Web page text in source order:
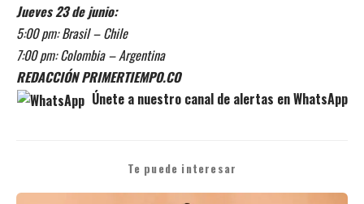
Jueves 23 de junio:
5:00 pm: Brasil – Chile
7:00 pm: Colombia – Argentina
REDACCIÓN PRIMERTIEMPO.CO
Únete a nuestro canal de alertas en WhatsApp
Te puede interesar